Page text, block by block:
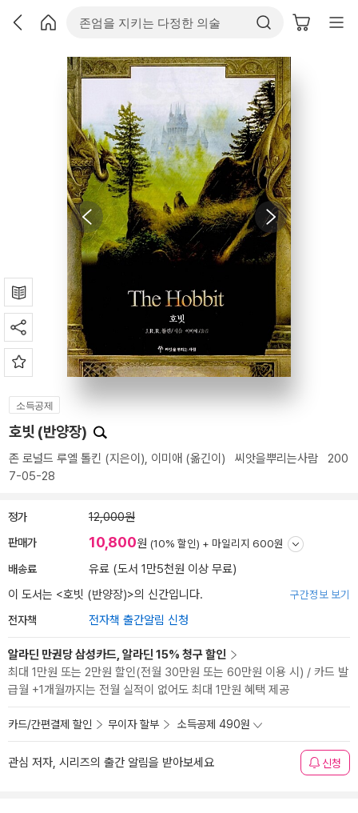
소득공제
호빗 (반양장)
존 로널드 루엘 톨킨 (지은이), 이미애 (옮긴이) 씨앗을뿌리는사람 200
7-05-28
정가 12,000원
판매가 10,800원 (10% 할인) + 마일리지 600원
배송료
유료 (도서 1만5천원 이상 무료)
이 도서는 <호빗 (반양장)>의 신간입니다. 구간정보 보기
전자책 전자책 출간알림 신청
알라딘 만권당 삼성카드, 알라딘 15% 청구 할인
최대 1만원 또는 2만원 할인(전월 30만원 또는 60만원 이용 시) / 카드 발
급월 +1개월까지는 전월 실적이 없어도 최대 1만원 혜택 제공
카드/간편결제 할인 무이자 할부 소득공제 490원
관심 저자, 시리즈의 출간 알림을 받아보세요 신청